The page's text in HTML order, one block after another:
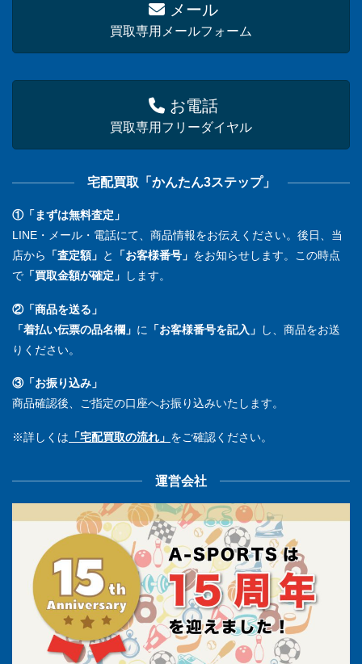
メール
買取専用メールフォーム
お電話
買取専用フリーダイヤル
宅配買取「かんたん3ステップ」
①「まずは無料査定」
LINE・メール・電話にて、商品情報をお伝えください。後日、当
店から
「査定額」 と 「お客様番号」 をお知らせします。この時点
で 「買取金額が確定」 します。
②「商品を送る」
「着払い伝票の品名欄」 に 「お客様番号を記入」
し、商品をお送
りください。
③「お振り込み」
商品確認後、ご指定の口座へお振り込みいたします。
※詳しくは 「宅配買取の流れ」 をご確認ください。
運営会社